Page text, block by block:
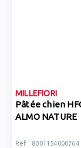
MILLEFIORI
Pâtée chien
ALMO NATURE
Réf : 8001154000764